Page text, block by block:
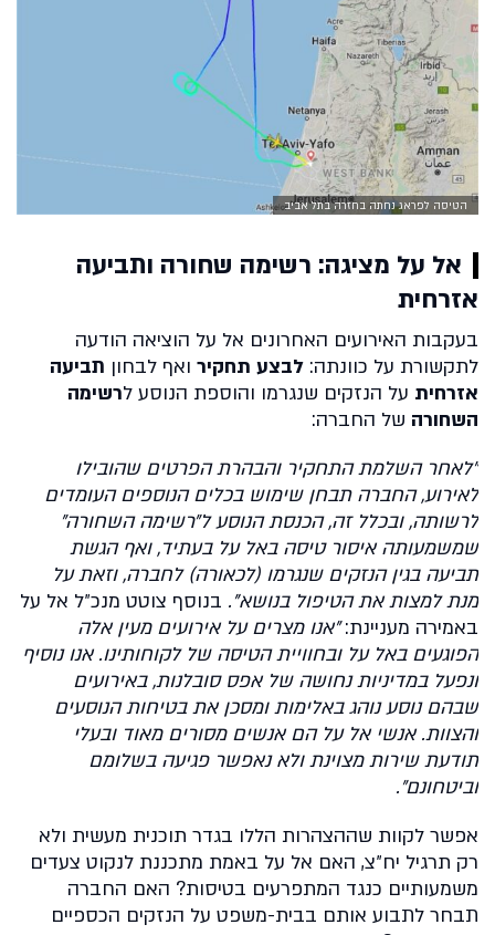
הטיסה לפראג נחתה בחזרה בתל אביב
אל על מציגה: רשימה שחורה ותביעה
אזרחית
בעקבות האירועים האחרונים אל על הוציאה הודעה
לתקשורת על כוונתה: לבצע תחקיר ואף לבחון תביעה
אזרחית על הנזקים שנגרמו והוספת הנוסע לרשימה
השחורה של החברה:
"לאחר השלמת התחקיר והבהרת הפרטים שהובילו
לאירוע, החברה תבחן שימוש בכלים הנוספים העומדים
לרשותה, ובכלל זה, הכנסת הנוסע ל״רשימה השחורה״
שמשמעותה איסור טיסה באל על בעתיד, ואף הגשת
תביעה בגין הנזקים שנגרמו (לכאורה) לחברה, וזאת על
מנת למצות את הטיפול בנושא". בנוסף צוטט מנכ״ל אל על
באמירה מעניינת:״אנו מצרים על אירועים מעין אלה
הפוגעים באל על ובחוויית הטיסה של לקוחותינו. אנו נוסיף
ונפעל במדיניות נחושה של אפס סובלנות, באירועים
שבהם נוסע נוהג באלימות ומסכן את בטיחות הנוסעים
והצוות. אנשי אל על הם אנשים מסורים מאוד ובעלי
תודעת שירות מצוינת ולא נאפשר פגיעה בשלומם
וביטחונם״.
אפשר לקוות שההצהרות הללו בגדר תוכנית מעשית ולא
רק תרגיל יח״צ, האם אל על באמת מתכננת לנקוט צעדים
משמעותיים כנגד המתפרעים בטיסות? האם החברה
תבחר לתבוע אותם בבית-משפט על הנזקים הכספיים